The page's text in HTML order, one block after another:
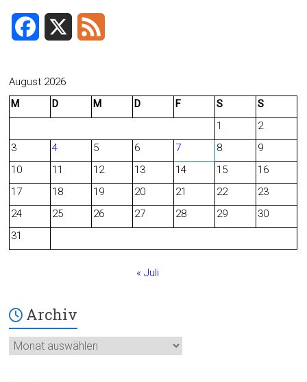
c
b
o
August 2026
M
D M D F S
S
1
2
3
4 5 6 7 8
9
10
11 12 13 14 15
16
17
18 19 20 21 22
23
24
25 26 27 28 29
30
31
« Juli
Archiv
Archiv